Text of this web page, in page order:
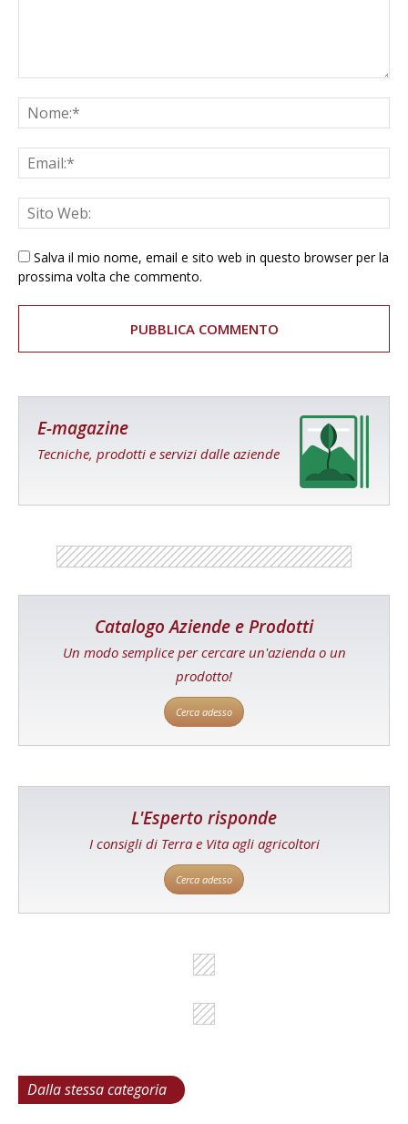
Salva il mio nome, email e sito web in questo browser per la
prossima volta che commento.
E-magazine
Tecniche, prodotti e servizi dalle aziende
Catalogo Aziende e Prodotti
Un modo semplice per cercare un'azienda o un
prodotto!
Cerca adesso
L'Esperto risponde
I consigli di Terra e Vita agli agricoltori
Cerca adesso
Dalla stessa categoria